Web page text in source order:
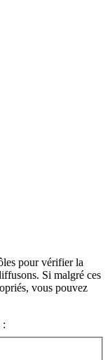
pour vérifier la
Si malgré ces
vous pouvez
: